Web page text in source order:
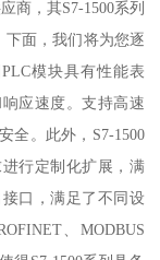
，其S7-1500系列
下面，我们将为您逐
模块具有性能表
应速度。支持高速
全。此外，S7-1500
行定制化扩展，满
口，满足了不同设
、MODBUS